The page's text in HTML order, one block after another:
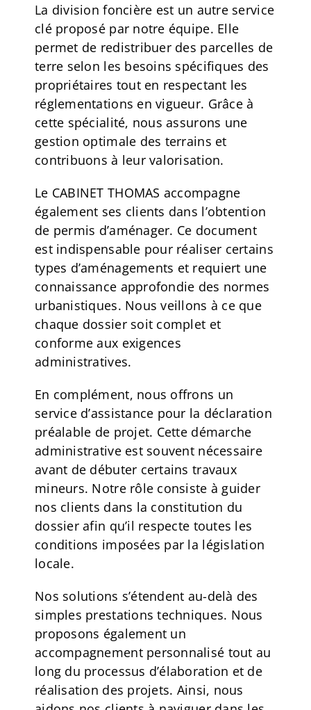
La division foncière est un autre service
clé proposé par notre équipe. Elle
permet de redistribuer des parcelles de
terre selon les besoins spécifiques des
propriétaires tout en respectant les
réglementations en vigueur. Grâce à
cette spécialité, nous assurons une
gestion optimale des terrains et
contribuons à leur valorisation.
Le CABINET THOMAS accompagne
également ses clients dans l’obtention
de permis d’aménager. Ce document
est indispensable pour réaliser certains
types d’aménagements et requiert une
connaissance approfondie des normes
urbanistiques. Nous veillons à ce que
chaque dossier soit complet et
conforme aux exigences
administratives.
En complément, nous offrons un
service d’assistance pour la déclaration
préalable de projet. Cette démarche
administrative est souvent nécessaire
avant de débuter certains travaux
mineurs. Notre rôle consiste à guider
nos clients dans la constitution du
dossier afin qu’il respecte toutes les
conditions imposées par la législation
locale.
Nos solutions s’étendent au-delà des
simples prestations techniques. Nous
proposons également un
accompagnement personnalisé tout au
long du processus d’élaboration et de
réalisation des projets. Ainsi, nous